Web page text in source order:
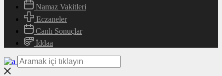
Namaz Vakitleri
Eczaneler
Canlı Sonuçlar
İddaa